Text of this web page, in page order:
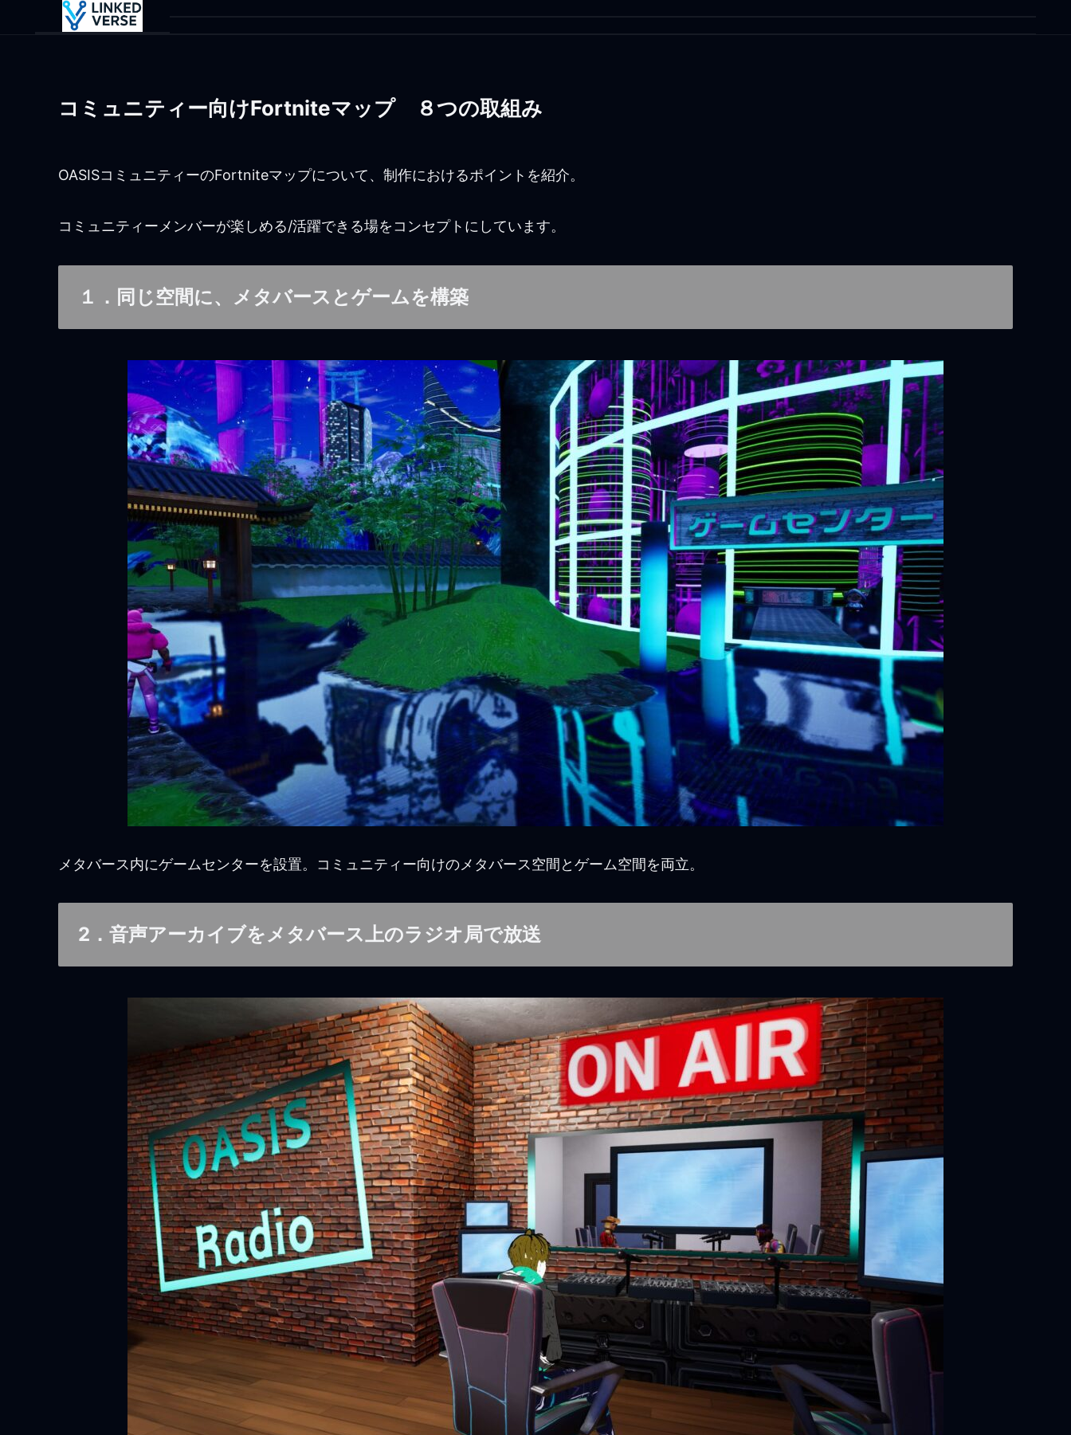
コミュニティー向けFortniteマップ ８つの取組み
OASISコミュニティーのFortniteマップについて、制作におけるポイントを紹介。
コミュニティーメンバーが楽しめる/活躍できる場をコンセプトにしています。
１．同じ空間に、メタバースとゲームを構築
メタバース内にゲームセンターを設置。コミュニティー向けのメタバース空間とゲーム空間を両立。
2．音声アーカイブをメタバース上のラジオ局で放送